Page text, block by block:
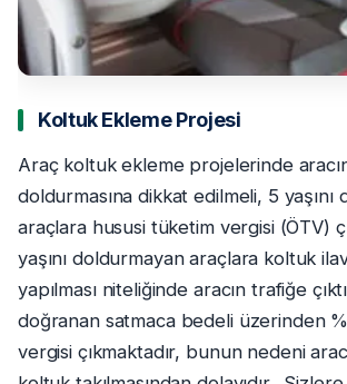
Koltuk Ekleme Projesi
Araç koltuk ekleme projelerinde aracın
doldurmasına dikkat edilmeli, 5 yaşını
araçlara hususi tüketim vergisi (ÖTV)
yaşını doldurmayan araçlara koltuk
yapılması niteliğinde aracın trafiğe
doğranan satmaca bedeli üzerinden %
vergisi çıkmaktadır, bunun nedeni